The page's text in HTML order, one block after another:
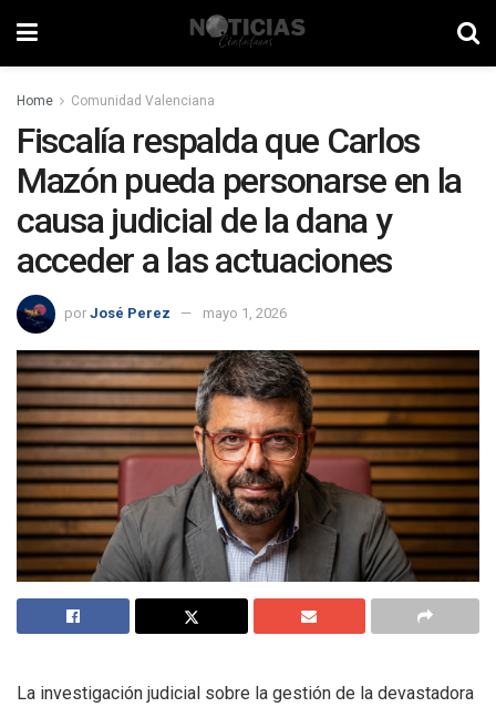
Home Comunidad Valenciana
Fiscalía respalda que Carlos
Mazón pueda personarse en la
causa judicial de la dana y
acceder a las actuaciones
por José Perez mayo 1, 2026
La investigación judicial sobre la gestión de la devastadora